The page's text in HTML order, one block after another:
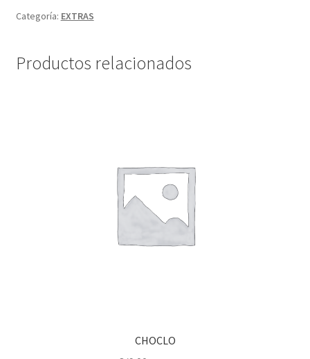
Categoría: EXTRAS
Productos relacionados
CHOCLO